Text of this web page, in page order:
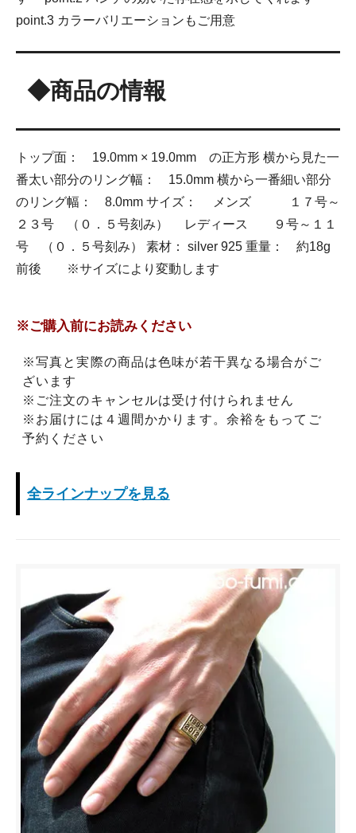
point.3 カラーバリエーションもご用意
◆商品の情報
トップ面： 19.0mm × 19.0mm の正方形 横から見た一
番太い部分のリング幅： 15.0mm 横から一番細い部分
のリング幅： 8.0mm サイズ： メンズ １７号～
２３号 （０．５号刻み） レディース ９号～１１
号 （０．５号刻み） 素材： silver 925 重量： 約18g
前後 ※サイズにより変動します
※ご購入前にお読みください
※写真と実際の商品は色味が若干異なる場合がご
ざいます
※ご注文のキャンセルは受け付けられません
※お届けには４週間かかります。余裕をもってご
予約ください
全ラインナップを見る